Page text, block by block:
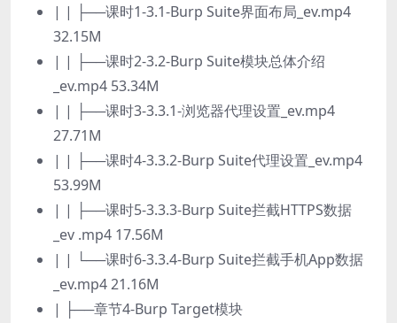
| | ├──课时1-3.1-Burp Suite界面布局_ev.mp4
32.15M
| | ├──课时2-3.2-Burp Suite模块总体介绍
_ev.mp4 53.34M
| | ├──课时3-3.3.1-浏览器代理设置_ev.mp4
27.71M
| | ├──课时4-3.3.2-Burp Suite代理设置_ev.mp4
53.99M
| | ├──课时5-3.3.3-Burp Suite拦截HTTPS数据
_ev .mp4 17.56M
| | └──课时6-3.3.4-Burp Suite拦截手机App数据
_ev.mp4 21.16M
| ├──章节4-Burp Target模块